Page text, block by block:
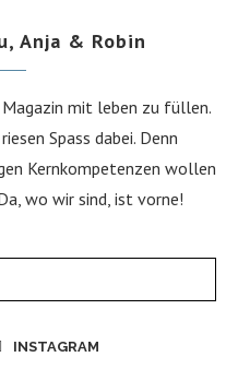
Anja & Robin
Magazin mit leben zu füllen.
Spass dabei. Denn
Kernkompetenzen wollen
wo wir sind, ist vorne!
INSTAGRAM